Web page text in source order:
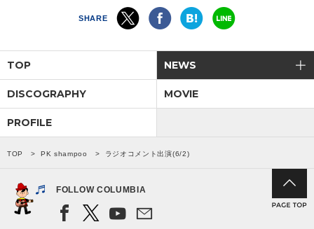
閉じる
SHARE
TOP NEWS
DISCOGRAPHY MOVIE
PROFILE
TOP PK shampoo ラジオコメント出演(6/2)
FOLLOW COLUMBIA